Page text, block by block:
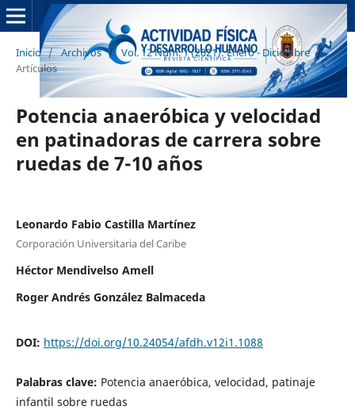
Inicio / Archivos / Vol. 12 Núm. 1 (2021): Enero - Diciembre /
Artículos
Potencia anaeróbica y velocidad
en patinadoras de carrera sobre
ruedas de 7-10 años
Leonardo Fabio Castilla Martínez
Corporación Universitaria del Caribe
Héctor Mendivelso Amell
Roger Andrés González Balmaceda
DOI: https://doi.org/10.24054/afdh.v12i1.1088
Palabras clave: Potencia anaeróbica, velocidad, patinaje
infantil sobre ruedas